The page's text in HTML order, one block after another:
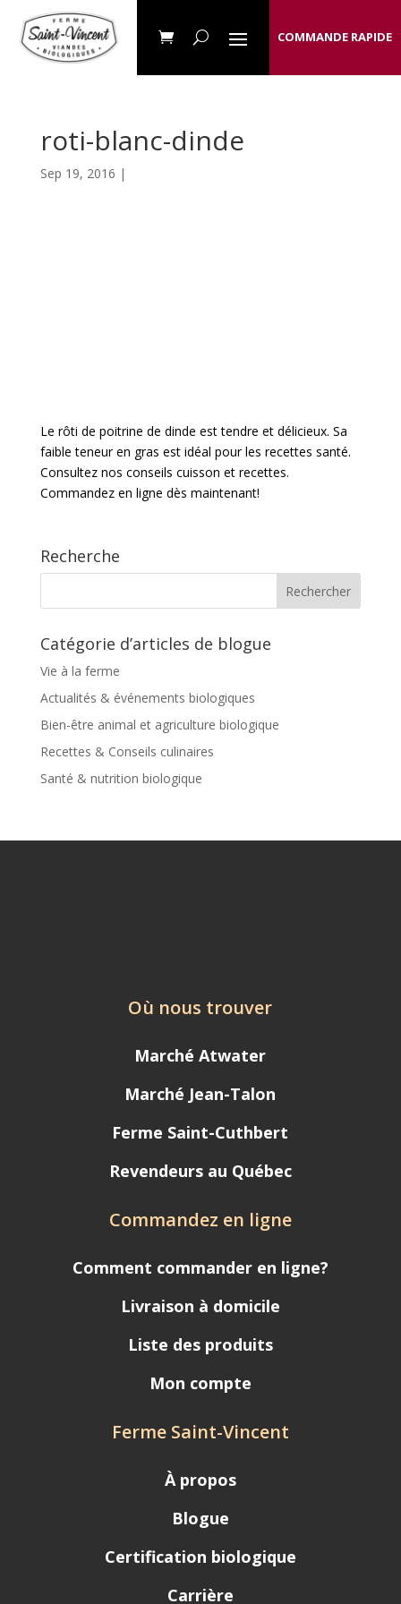
COMMANDE RAPIDE
roti-blanc-dinde
Sep 19, 2016 |
Le rôti de poitrine de dinde est tendre et délicieux. Sa
faible teneur en gras est idéal pour les recettes santé.
Consultez nos conseils cuisson et recettes.
Commandez en ligne dès maintenant!
Recherche
Catégorie d’articles de blogue
Vie à la ferme
Actualités & événements biologiques
Bien-être animal et agriculture biologique
Recettes & Conseils culinaires
Santé & nutrition biologique
Où nous trouver
Marché Atwater
Marché Jean-Talon
Ferme Saint-Cuthbert
Revendeurs au Québec
Commandez en ligne
Comment commander en ligne?
Livraison à domicile
Liste des produits
Mon compte
Ferme Saint-Vincent
À propos
Blogue
Certification biologique
Carrière